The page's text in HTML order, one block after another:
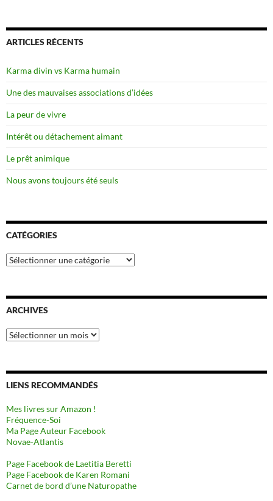
ARTICLES RÉCENTS
Karma divin vs Karma humain
Une des mauvaises associations d’idées
La peur de vivre
Intérêt ou détachement aimant
Le prêt animique
Nous avons toujours été seuls
CATÉGORIES
Catégories
ARCHIVES
Archives
LIENS RECOMMANDÉS
Mes livres sur Amazon !
Fréquence-Soi
Ma Page Auteur Facebook
Novae-Atlantis
Page Facebook de Laetitia Beretti
Page Facebook de Karen Romani
Carnet de bord d’une Naturopathe